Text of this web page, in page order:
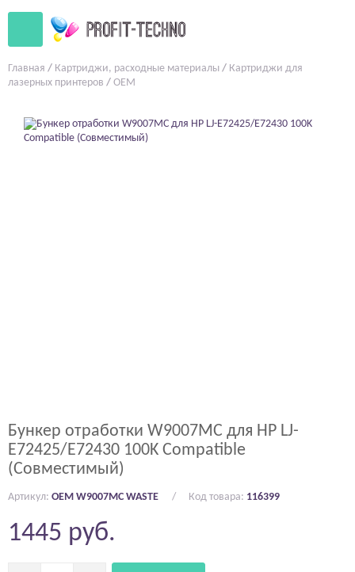
Главная / Картриджи, расходные материалы / Картриджи для
лазерных принтеров / OEM
Бункер отработки W9007MC для HP LJ-
E72425/E72430 100K Compatible
(Совместимый)
Артикул: OEM W9007MC WASTE Код товара: 116399
1445 руб.